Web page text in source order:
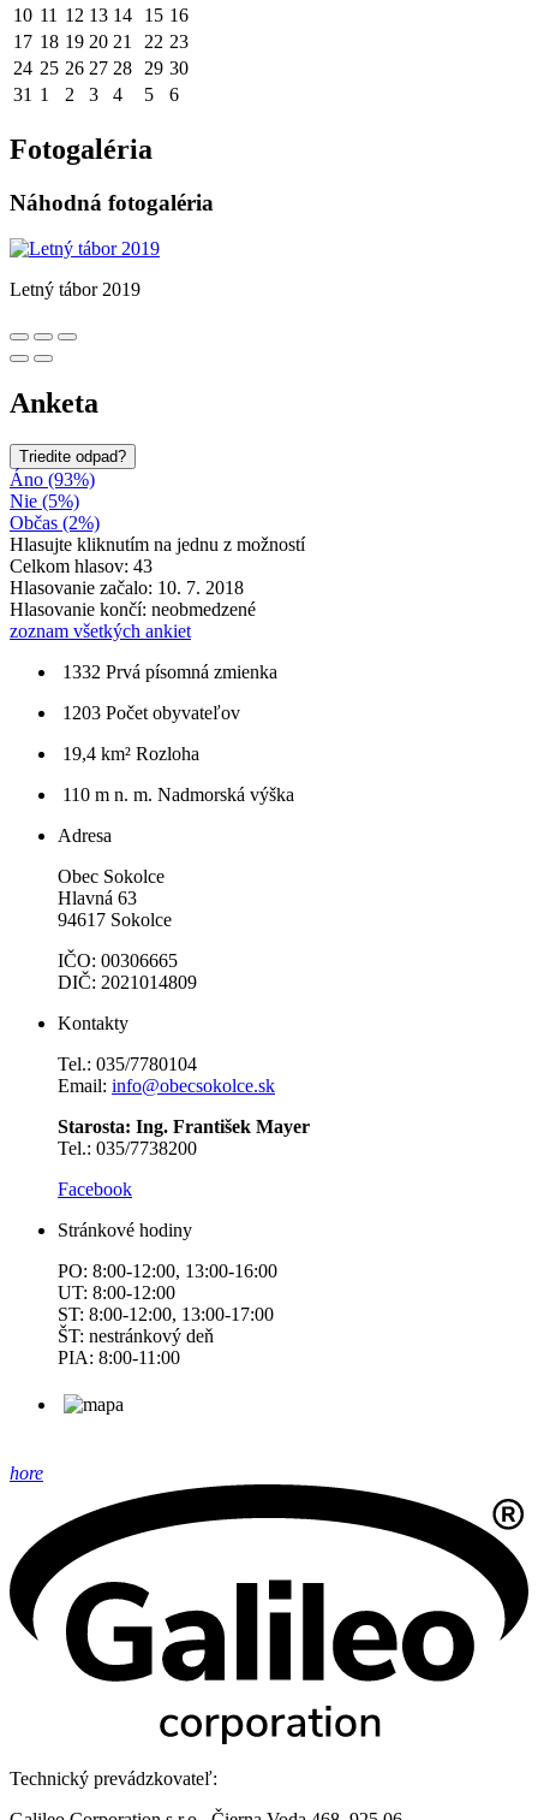
10 11 12 13 14 15 16
17 18 19 20 21 22 23
24 25 26 27 28 29 30
31 1 2 3 4 5 6
Fotogaléria
Náhodná fotogaléria
Letný tábor 2019
Anketa
Triedite odpad?
Áno (93%)
Nie (5%)
Občas (2%)
Hlasujte kliknutím na jednu z možností
Celkom hlasov: 43
Hlasovanie začalo: 10. 7. 2018
Hlasovanie končí: neobmedzené
zoznam všetkých ankiet
1332 Prvá písomná zmienka
1203 Počet obyvateľov
19,4 km² Rozloha
110 m n. m. Nadmorská výška
Adresa
Obec Sokolce
Hlavná 63
94617 Sokolce
IČO: 00306665
DIČ: 2021014809
Kontakty
Tel.: 035/7780104
Email: info@obecsokolce.sk
Starosta: Ing. František Mayer
Tel.: 035/7738200
Facebook
Stránkové hodiny
PO: 8:00-12:00, 13:00-16:00
UT: 8:00-12:00
ST: 8:00-12:00, 13:00-17:00
ŠT: nestránkový deň
PIA: 8:00-11:00
hore
Technický prevádzkovateľ: